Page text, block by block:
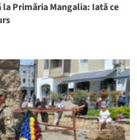
la Primăria Mangalia: Iată ce